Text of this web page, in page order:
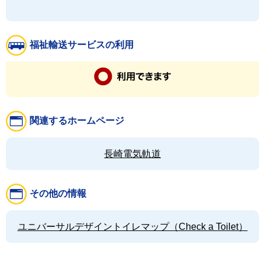
福祉輸送サービスの利用
関連するホームページ
長崎電気軌道
その他の情報
ユニバーサルデザイントイレマップ（Check a Toilet）